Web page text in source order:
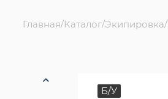
Главная Каталог Экипировка
Б/У